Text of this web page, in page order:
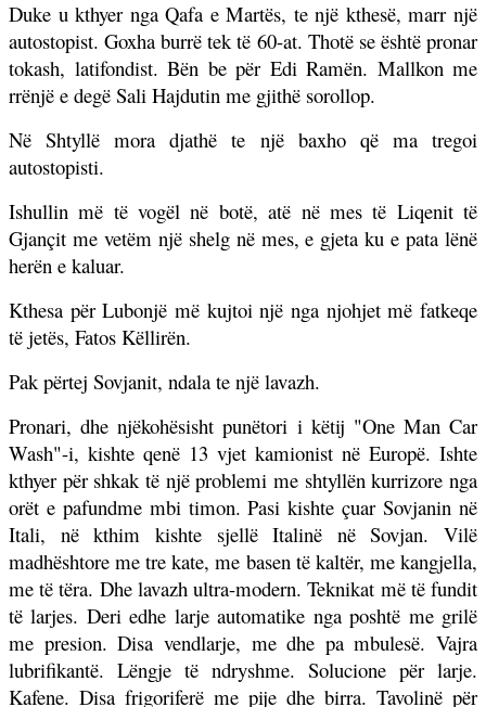
Duke u kthyer nga Qafa e Martës, te një kthesë, marr një
autostopist. Goxha burrë tek të 60-at. Thotë se është pronar
tokash, latifondist. Bën be për Edi Ramën. Mallkon me
rrënjë e degë Sali Hajdutin me gjithë sorollop.
Në Shtyllë mora djathë te një baxho që ma tregoi
autostopisti.
Ishullin më të vogël në botë, atë në mes të Liqenit të
Gjançit me vetëm një shelg në mes, e gjeta ku e pata lënë
herën e kaluar.
Kthesa për Lubonjë më kujtoi një nga njohjet më fatkeqe
të jetës, Fatos Këllirën.
Pak përtej Sovjanit, ndala te një lavazh.
Pronari, dhe njëkohësisht punëtori i këtij "One Man Car
Wash"-i, kishte qenë 13 vjet kamionist në Europë. Ishte
kthyer për shkak të një problemi me shtyllën kurrizore nga
orët e pafundme mbi timon. Pasi kishte çuar Sovjanin në
Itali, në kthim kishte sjellë Italinë në Sovjan. Vilë
madhështore me tre kate, me basen të kaltër, me kangjella,
me të tëra. Dhe lavazh ultra-modern. Teknikat më të fundit
të larjes. Deri edhe larje automatike nga poshtë me grilë
me presion. Disa vendlarje, me dhe pa mbulesë. Vajra
lubrifikantë. Lëngje të ndryshme. Solucione për larje.
Kafene. Disa frigoriferë me pije dhe birra. Tavolinë për